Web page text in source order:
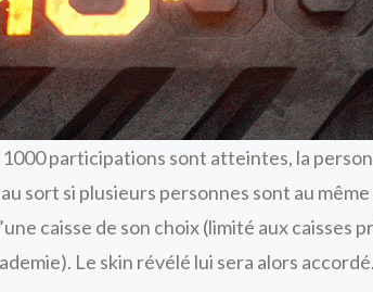
1000 participations sont atteintes, la
sort si plusieurs personnes sont au
caisse de son choix (limité aux caisses
Le skin révélé lui sera alors accordé.